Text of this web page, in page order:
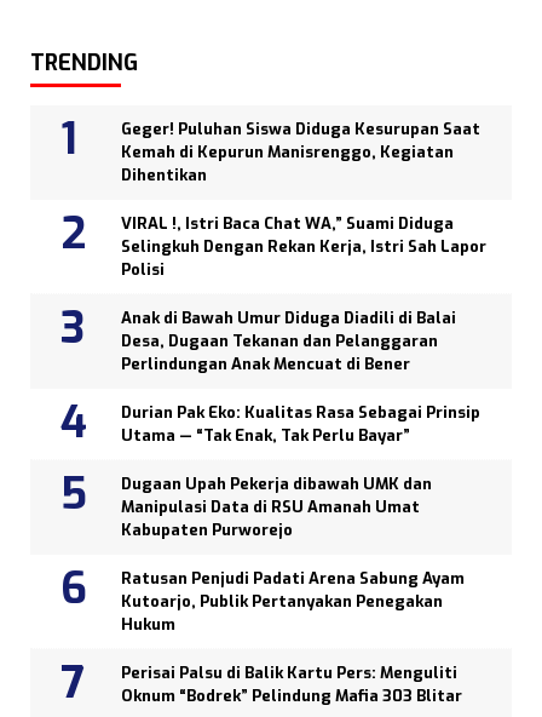
TRENDING
Geger! Puluhan Siswa Diduga Kesurupan Saat
Kemah di Kepurun Manisrenggo, Kegiatan
Dihentikan
VIRAL !, Istri Baca Chat WA,” Suami Diduga
Selingkuh Dengan Rekan Kerja, Istri Sah Lapor
Polisi
Anak di Bawah Umur Diduga Diadili di Balai
Desa, Dugaan Tekanan dan Pelanggaran
Perlindungan Anak Mencuat di Bener
Durian Pak Eko: Kualitas Rasa Sebagai Prinsip
Utama — “Tak Enak, Tak Perlu Bayar”
Dugaan Upah Pekerja dibawah UMK dan
Manipulasi Data di RSU Amanah Umat
Kabupaten Purworejo
Ratusan Penjudi Padati Arena Sabung Ayam
Kutoarjo, Publik Pertanyakan Penegakan
Hukum
Perisai Palsu di Balik Kartu Pers: Menguliti
Oknum “Bodrek” Pelindung Mafia 303 Blitar